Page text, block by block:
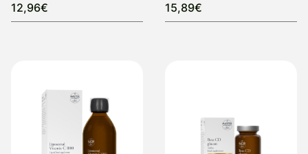
12,96€ 15,89€